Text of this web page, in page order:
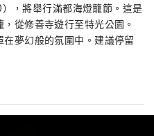
，將舉行滿都海燈籠節。這是
從修善寺遊行至特光公園。
夢幻般的氛圍中。建議停留